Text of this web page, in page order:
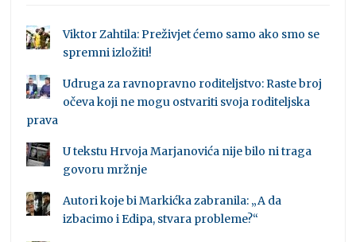
Viktor Zahtila: Preživjet ćemo samo ako smo se
spremni izložiti!
Udruga za ravnopravno roditeljstvo: Raste broj
očeva koji ne mogu ostvariti svoja roditeljska
prava
U tekstu Hrvoja Marjanovića nije bilo ni traga
govoru mržnje
Autori koje bi Markićka zabranila: „A da
izbacimo i Edipa, stvara probleme?“